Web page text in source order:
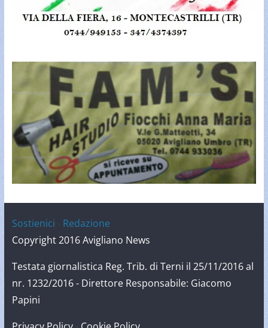
Sostienici
Redazione
Copyright 2016 Avigliano News
Testata giornalistica Reg. Trib. di Terni il 25/11/2016 al
nr. 1232/2016 - Direttore Responsabile: Giacomo
Papini